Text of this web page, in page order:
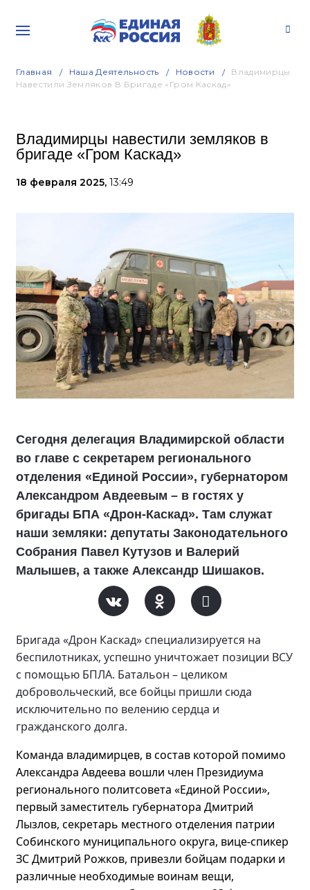
Главная Наша Деятельность Новости
Владимирцы
Навестили Земляков В Бригаде «Гром Каскад»
Владимирцы навестили земляков в
бригаде «Гром Каскад»
18 февраля 2025, 13:49
Сегодня делегация Владимирской области
во главе с секретарем регионального
отделения «Единой России», губернатором
Александром Авдеевым – в гостях у
бригады БПА «Дрон-Каскад». Там служат
наши земляки: депутаты Законодательного
Собрания Павел Кутузов и Валерий
Малышев, а также Александр Шишаков.
Бригада «Дрон Каскад» специализируется на
беспилотниках, успешно уничтожает позиции ВСУ
с помощью БПЛА. Батальон – целиком
добровольческий, все бойцы пришли сюда
исключительно по велению сердца и
гражданского долга.
Команда владимирцев, в состав которой помимо
Александра Авдеева вошли член Президиума
регионального политсовета «Единой России»,
первый заместитель губернатора Дмитрий
Лызлов, секретарь местного отделения патрии
Собинского муниципального округа, вице-спикер
ЗС Дмитрий Рожков, привезли бойцам подарки и
различные необходимые воинам вещи,